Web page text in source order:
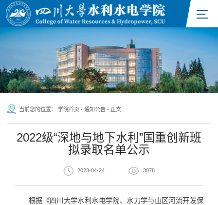
当前您的位置： 学院首页 - 通知公告 - 正文
2022级“深地与地下水利”国重创新班
拟录取名单公示
2023-04-24 3078
根据《四川大学水利水电学院、水力学与山区河流开发保